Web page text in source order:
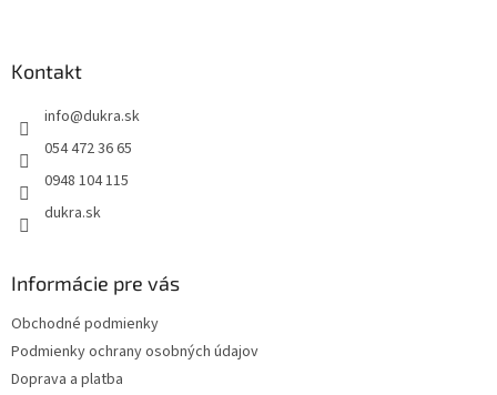
Kontakt
info@dukra.sk
054 472 36 65
0948 104 115
dukra.sk
Informácie pre vás
Obchodné podmienky
Podmienky ochrany osobných údajov
Doprava a platba